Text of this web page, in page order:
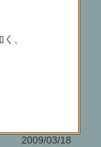
、
2009/03/18